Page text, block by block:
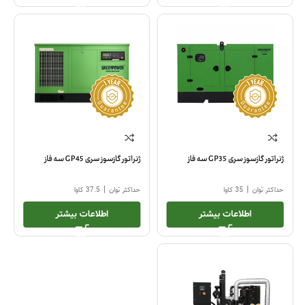
ژنراتور گازسوز سری GP35 سه فاز
حداکثر توان | 35 کاوا
اطلاعات بیشتر
ژنراتور گازسوز سری GP45 سه فاز
حداکثر توان | 37.5 کاوا
اطلاعات بیشتر